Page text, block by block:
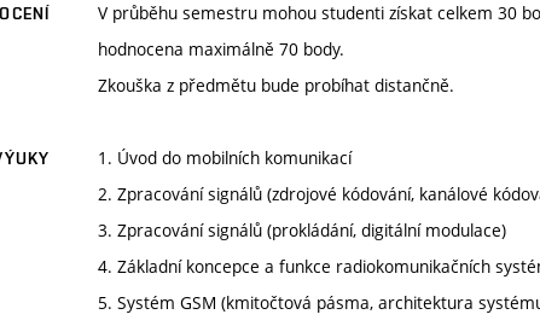
V průběhu semestru mohou studenti získat celkem 30
hodnocena maximálně 70 body.
Zkouška z předmětu bude probíhat distančně.
1. Úvod do mobilních komunikací
2. Zpracování signálů (zdrojové kódování, kanálové
3. Zpracování signálů (prokládání, digitální modulace)
4. Základní koncepce a funkce radiokomunikačních
5. Systém GSM (kmitočtová pásma, architektura